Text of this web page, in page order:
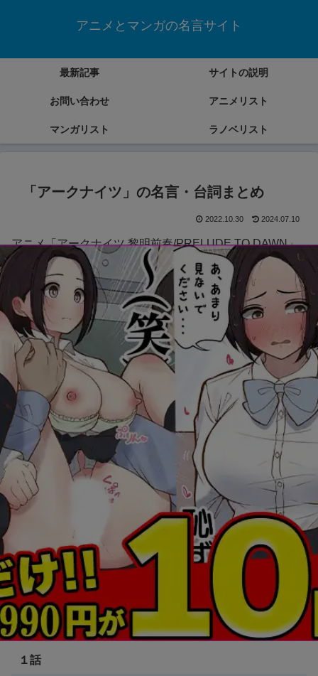
アニメとマンガの名言サイト
最新記事 サイトの説明
お問い合わせ アニメリスト
マンガリスト ラノベリスト
「アークナイツ」の名言・台詞まとめ
2022.10.30 2024.07.10
アニメ「アークナイツ 黎明前奏/PRELUDE TO DAWN」
の名言・台詞をまとめていきます。
アークナイツ
１話